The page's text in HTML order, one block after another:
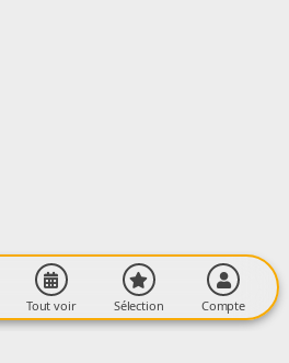
Tout voir Sélection Compte